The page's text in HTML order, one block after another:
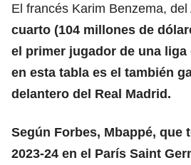
El francés Karim Benzema,
cuarto (104 millones de
el primer jugador de una liga
en esta tabla es el también
delantero del Real Madrid.
Según Forbes, Mbappé, que
2023-24 en el París Saint